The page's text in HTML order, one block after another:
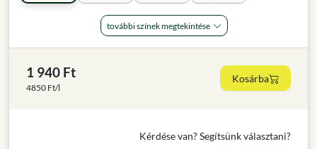
további színek megtekintése
1 940 Ft
4850 Ft/l
Kosárba
Kérdése van? Segítsünk választani?